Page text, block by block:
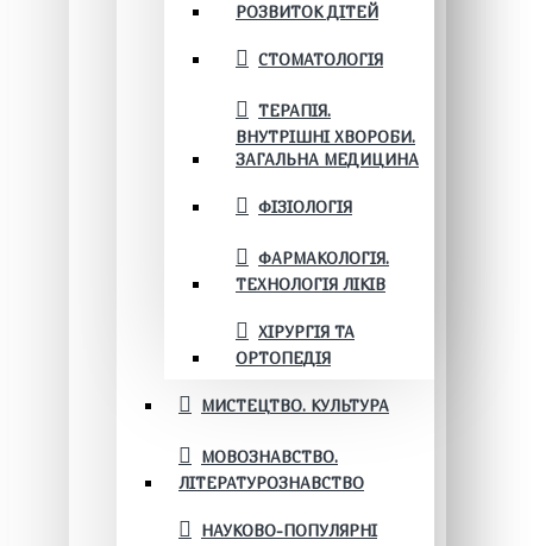
РОЗВИТОК ДІТЕЙ
СТОМАТОЛОГІЯ
ТЕРАПІЯ.
ВНУТРІШНІ ХВОРОБИ.
ЗАГАЛЬНА МЕДИЦИНА
ФІЗІОЛОГІЯ
ФАРМАКОЛОГІЯ.
ТЕХНОЛОГІЯ ЛІКІВ
ХІРУРГІЯ ТА
ОРТОПЕДІЯ
МИСТЕЦТВО. КУЛЬТУРА
МОВОЗНАВСТВО.
ЛІТЕРАТУРОЗНАВСТВО
НАУКОВО-ПОПУЛЯРНІ